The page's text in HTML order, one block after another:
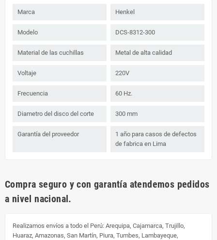
Marca Henkel
Modelo DCS-8312-300
Material de las cuchillas Metal de alta calidad
Voltaje 220V
Frecuencia 60 Hz.
Diametro del disco del corte 300 mm
Garantía del proveedor
1 año para casos de defectos
de fabrica en Lima
Compra seguro y con garantía atendemos pedidos
a nivel nacional.
Realizamos envíos a todo el Perú: Arequipa, Cajamarca, Trujillo,
Huaraz, Amazonas, San Martín, Piura, Tumbes, Lambayeque,